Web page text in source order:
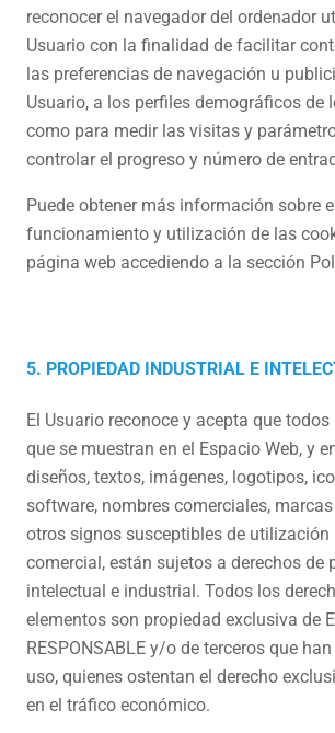
reconocer el navegador del ordenador
Usuario con la finalidad de facilitar
las preferencias de navegación u
Usuario, a los perfiles demográficos de
como para medir las visitas y
controlar el progreso y número de
Puede obtener más información sobre
funcionamiento y utilización de las
página web accediendo a la sección
5. PROPIEDAD INDUSTRIAL E
El Usuario reconoce y acepta que
que se muestran en el Espacio Web, y
diseños, textos, imágenes, logotipos,
software, nombres comerciales,
otros signos susceptibles de
comercial, están sujetos a derechos de
intelectual e industrial. Todos los
elementos son propiedad exclusiva de
RESPONSABLE y/o de terceros que
uso, quienes ostentan el derecho
en el tráfico económico.